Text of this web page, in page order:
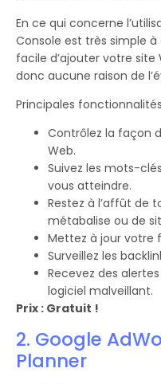
En ce qui concerne
Console est très simple
facile d’ajouter votre site
donc aucune raison de
Principales
Contrôlez la façon
Web.
Suivez les mots-
vous atteindre.
Restez à l’affût de
métabalise ou de
Mettez à jour votre
Surveillez les
Recevez des
logiciel malveillant.
Prix : Gratuit !
2. Google
Planner